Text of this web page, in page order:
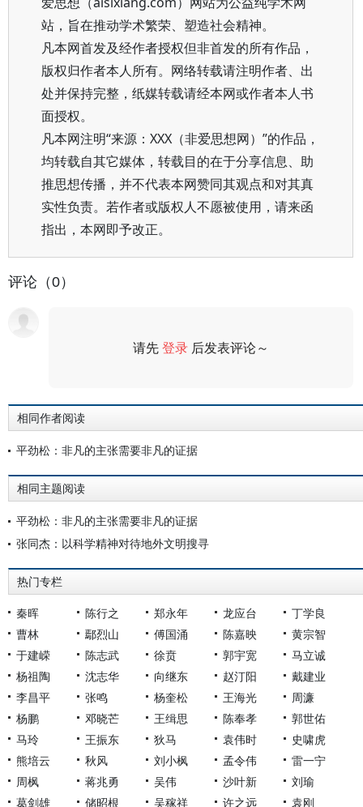
站，旨在推动学术繁荣、塑造社会精神。
凡本网首发及经作者授权但非首发的所有作品，
版权归作者本人所有。网络转载请注明作者、出
处并保持完整，纸媒转载请经本网或作者本人书
面授权。
凡本网注明“来源：XXX（非爱思想网）”的作品，
均转载自其它媒体，转载目的在于分享信息、助
推思想传播，并不代表本网赞同其观点和对其真
实性负责。若作者或版权人不愿被使用，请来函
指出，本网即予改正。
评论（0）
请先登录 后发表评论～
相同作者阅读
平劲松：非凡的主张需要非凡的证据
相同主题阅读
平劲松：非凡的主张需要非凡的证据
张同杰：以科学精神对待地外文明搜寻
热门专栏
秦晖 陈行之 郑永年 龙应台
丁学良
曹林
鄢烈山 傅国涌 陈嘉映
黄宗智
于建嵘
陈志武 徐贲 郭宇宽
马立诚
杨祖陶
沈志华 向继东 赵汀阳
戴建业
李昌平
张鸣 杨奎松 王海光
周濂
杨鹏
邓晓芒 王缉思 陈奉孝
郭世佑
马玲
王振东 狄马 袁伟时
史啸虎
熊培云
秋风 刘小枫 孟令伟
雷一宁
周枫
蒋兆勇 吴伟 沙叶新
刘瑜
葛剑雄
储昭根 吴稼祥 许之远 袁刚